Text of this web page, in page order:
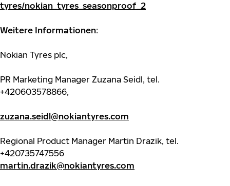
tyres/nokian_tyres_seasonproof_2
Weitere Informationen:
Nokian Tyres plc,
PR Marketing Manager Zuzana Seidl, tel.
+420603578866,
zuzana.seidl@nokiantyres.com
Regional Product Manager Martin Drazik, tel.
+420735747556
martin.drazik@nokiantyres.com